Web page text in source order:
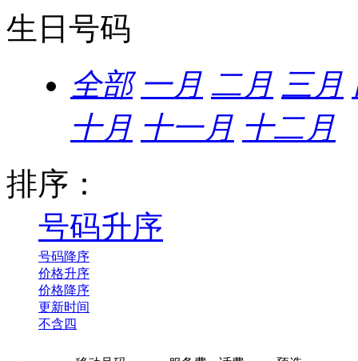
生日号码
全部 一月 二月 三月
十月 十一月 十二月
排序：
号码升序
号码降序
价格升序
价格降序
更新时间
不含四